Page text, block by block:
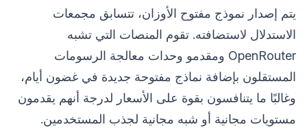
يتم إصدار نموذج مفتوح الأوزان، تتسابق مجمعات
الاستدلال لاستضافته. تقوم المنصات التي تشبه
OpenRouter ومقدمو وحدات معالجة الرسومات
المستقلون بإضافة نماذج مفتوحة جديدة في غضون أيام،
وغالبًا ما يتنافسون بقوة على الأسعار لدرجة أنهم يقدمون
مستويات مجانية أو شبه مجانية لجذب المستخدمين.